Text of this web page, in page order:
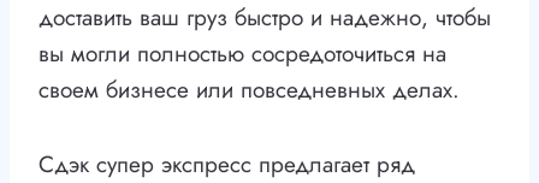
доставить ваш груз быстро и надежно, чтобы
вы могли полностью сосредоточиться на
своем бизнесе или повседневных делах.
Сдэк супер экспресс предлагает ряд